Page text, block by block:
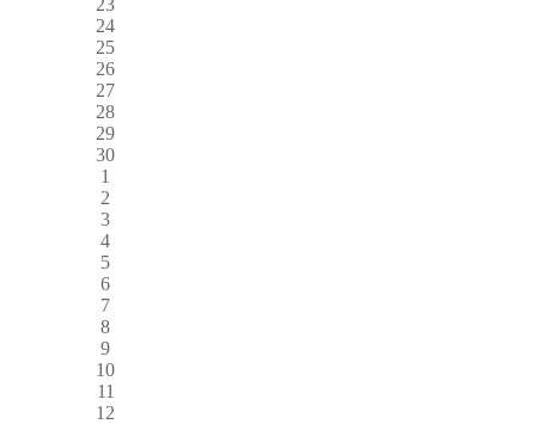
24
25
26
27
28
29
30
1
2
3
4
5
6
7
8
9
10
11
12